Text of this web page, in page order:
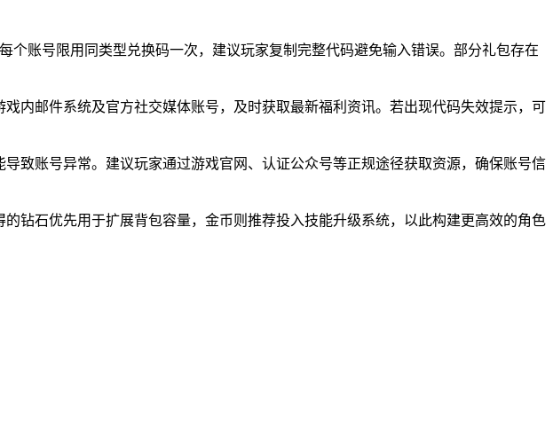
账号限用同类型兑换码一次，建议玩家复制完整代码避免输入错误。部分礼包存在
内邮件系统及官方社交媒体账号，及时获取最新福利资讯。若出现代码失效提示，可
致账号异常。建议玩家通过游戏官网、认证公众号等正规途径获取资源，确保账号信
钻石优先用于扩展背包容量，金币则推荐投入技能升级系统，以此构建更高效的角色